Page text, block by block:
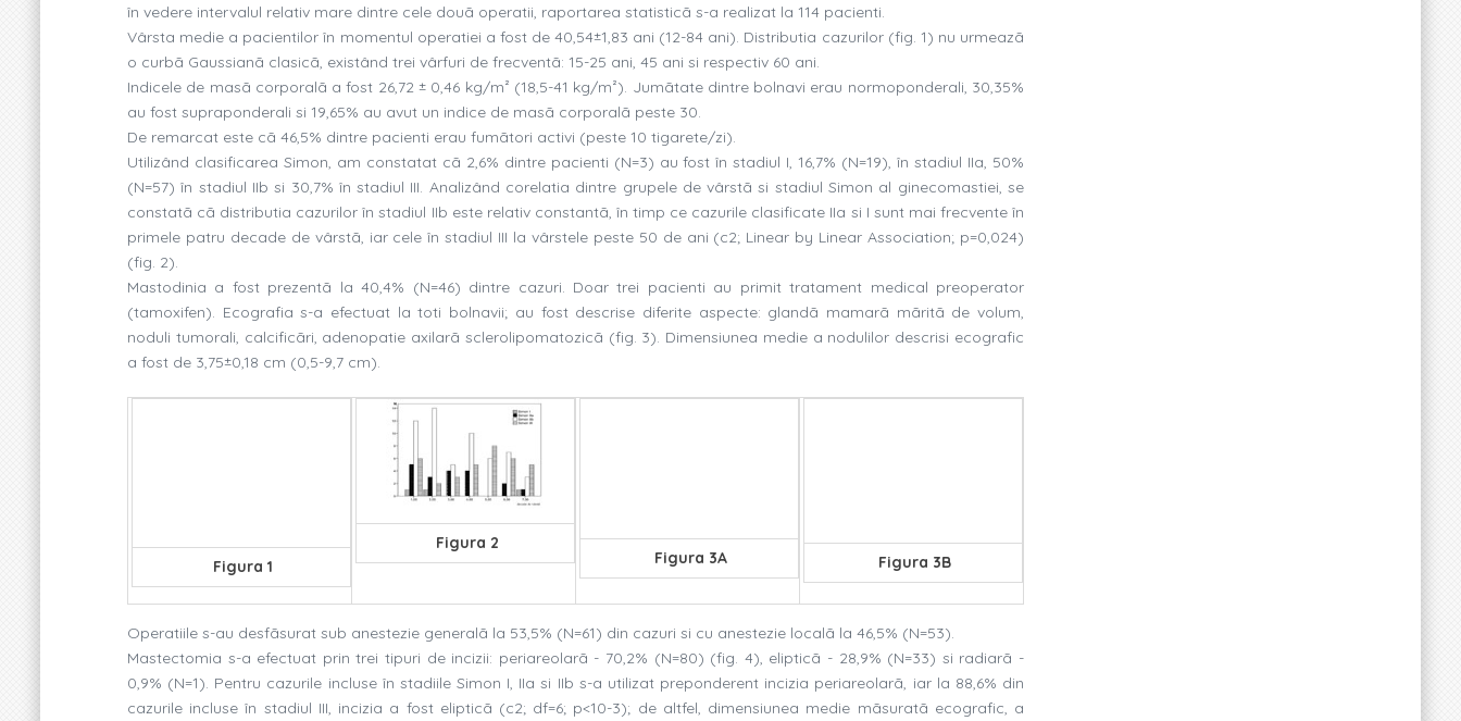
în vedere intervalul relativ mare dintre cele douã operatii, raportarea statisticã s-a realizat la 114 pacienti.
Vârsta medie a pacientilor în momentul operatiei a fost de 40,54±1,83 ani (12-84 ani). Distributia cazurilor (fig. 1) nu urmeazã
o curbã Gaussianã clasicã, existând trei vârfuri de frecventã: 15-25 ani, 45 ani si respectiv 60 ani.
Indicele de masã corporalã a fost 26,72 ± 0,46 kg/m² (18,5-41 kg/m²). Jumãtate dintre bolnavi erau normoponderali, 30,35%
au fost supraponderali si 19,65% au avut un indice de masã corporalã peste 30.
De remarcat este cã 46,5% dintre pacienti erau fumãtori activi (peste 10 tigarete/zi).
Utilizând clasificarea Simon, am constatat cã 2,6% dintre pacienti (N=3) au fost în stadiul I, 16,7% (N=19), în stadiul IIa, 50%
(N=57) în stadiul IIb si 30,7% în stadiul III. Analizând corelatia dintre grupele de vârstã si stadiul Simon al ginecomastiei, se
constatã cã distributia cazurilor în stadiul IIb este relativ constantã, în timp ce cazurile clasificate IIa si I sunt mai frecvente în
primele patru decade de vârstã, iar cele în stadiul III la vârstele peste 50 de ani (c2; Linear by Linear Association; p=0,024)
(fig. 2).
Mastodinia a fost prezentã la 40,4% (N=46) dintre cazuri. Doar trei pacienti au primit tratament medical preoperator
(tamoxifen). Ecografia s-a efectuat la toti bolnavii; au fost descrise diferite aspecte: glandã mamarã mãritã de volum,
noduli tumorali, calcificãri, adenopatie axilarã sclerolipomatozicã (fig. 3). Dimensiunea medie a nodulilor descrisi ecografic
a fost de 3,75±0,18 cm (0,5-9,7 cm).
Figura 1
Figura 2
Figura 3A Figura 3B
Operatiile s-au desfãsurat sub anestezie generalã la 53,5% (N=61) din cazuri si cu anestezie localã la 46,5% (N=53).
Mastectomia s-a efectuat prin trei tipuri de incizii: periareolarã - 70,2% (N=80) (fig. 4), elipticã - 28,9% (N=33) si radiarã -
0,9% (N=1). Pentru cazurile incluse în stadiile Simon I, IIa si IIb s-a utilizat preponderent incizia periareolarã, iar la 88,6% din
cazurile incluse în stadiul III, incizia a fost elipticã (c2; df=6; p<10-3); de altfel, dimensiunea medie mãsuratã ecografic, a